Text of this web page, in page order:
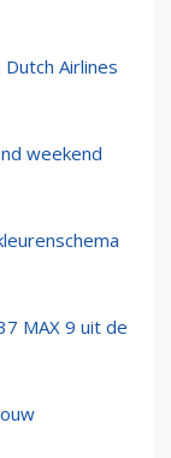
Airlines
weekend
MAX 9 uit de